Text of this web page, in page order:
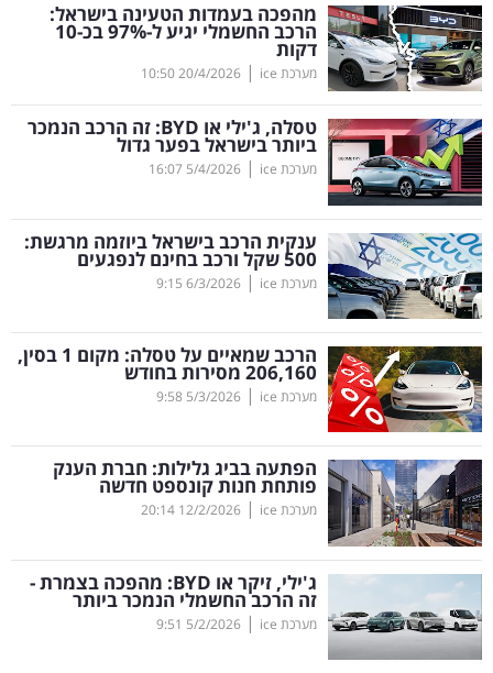
דיגיטל
וטק
שיווק
ופרסום
משפט
מדדים
ומחקרים
דעות
רכילות
עסקית
קריפטו
ויראלי
טלוויזיה
עסקי
ספורט
מהפכה בעמדות הטעינה בישראל:
הרכב החשמלי יגיע ל-97% בכ-10
דקות
מערכת ice |
20/4/2026
10:50
טסלה, ג'ילי או BYD: זה הרכב הנמכר
ביותר בישראל בפער גדול
מערכת ice |
5/4/2026
16:07
ענקית הרכב בישראל ביוזמה מרגשת:
500 שקל ורכב בחינם לנפגעים
מערכת ice |
6/3/2026
9:15
הרכב שמאיים על טסלה: מקום 1 בסין,
206,160 מסירות בחודש
מערכת ice |
5/3/2026
9:58
הפתעה בביג גלילות: חברת הענק
פותחת חנות קונספט חדשה
מערכת ice |
12/2/2026
20:14
ג'ילי, זיקר או BYD: מהפכה בצמרת -
זה הרכב החשמלי הנמכר ביותר
מערכת ice |
5/2/2026
9:51